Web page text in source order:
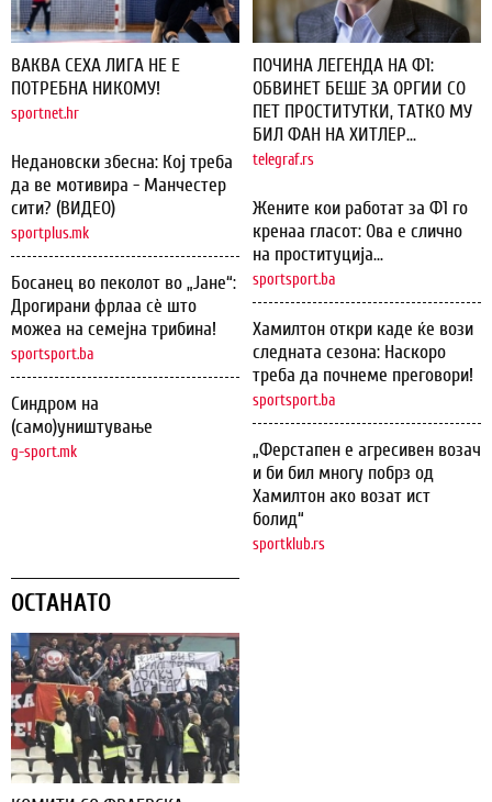
ВАКВА СЕХА ЛИГА НЕ Е
ПОТРЕБНА НИКОМУ!
sportnet.hr
Недановски збесна: Кој треба
да ве мотивира - Манчестер
сити? (ВИДЕО)
sportplus.mk
Босанец во пеколот во „Јане“:
Дрогирани фрлаа сѐ што
можеа на семејна трибина!
sportsport.ba
Синдром на
(само)уништување
g-sport.mk
ПОЧИНА ЛЕГЕНДА НА Ф1:
ОБВИНЕТ БЕШЕ ЗА ОРГИИ СО
ПЕТ ПРОСТИТУТКИ, ТАТКО МУ
БИЛ ФАН НА ХИТЛЕР...
telegraf.rs
Жените кои работат за Ф1 го
кренаа гласот: Ова е слично
на проституција...
sportsport.ba
Хамилтон откри каде ќе вози
следната сезона: Наскоро
треба да почнеме преговори!
sportsport.ba
„Ферстапен е агресивен возач
и би бил многу побрз од
Хамилтон ако возат ист
болид“
sportklub.rs
ОСТАНАТО